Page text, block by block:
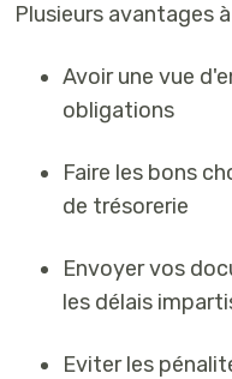
Plusieurs avantages
Avoir une vue
obligations
Faire les bons
de trésorerie
Envoyer vos
les délais
Eviter les